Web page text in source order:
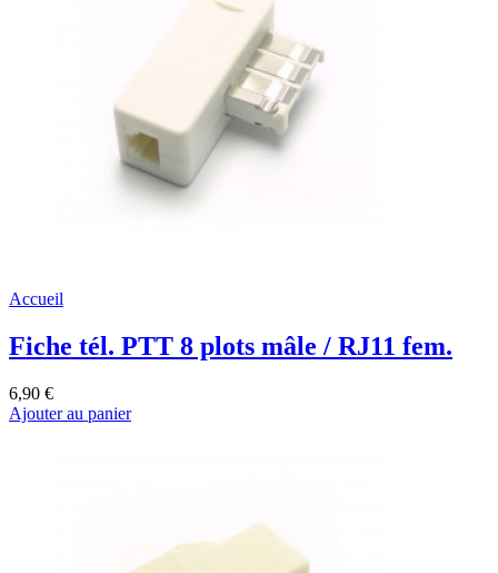
Accueil
Fiche tél. PTT 8 plots mâle / RJ11 fem.
6,90 €
Ajouter au panier